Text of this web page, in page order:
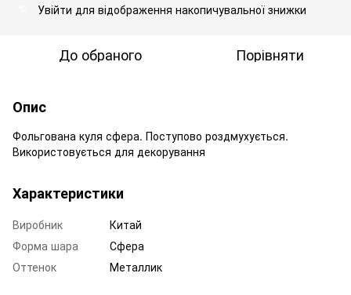
Увійти для відображення накопичувальної знижки
До обраного Порівняти
Опис
Фольгована куля сфера. Поступово роздмухується.
Використовується для декорування
Характеристики
Виробник
Китай
Форма шара
Сфера
Оттенок
Металлик